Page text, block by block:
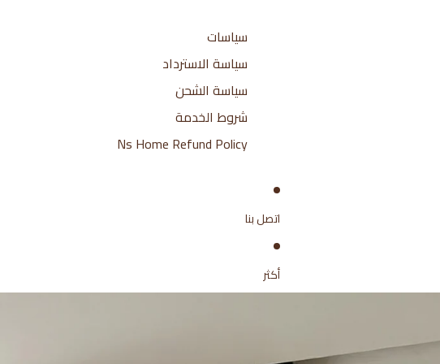
سياسات
سياسة الاسترداد
سياسة الشحن
شروط الخدمة
Ns Home Refund Policy
اتصل بنا
أكثر